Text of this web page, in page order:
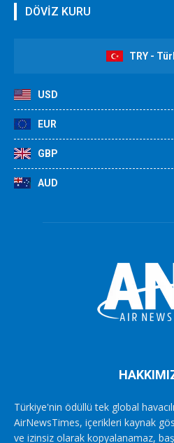
DÖVİZ KURU
TRY -
USD
EUR
GBP
AUD
Türkiye'nin ödüllü tek global
AirNewsTimes, içerikleri kaynak
ve izinsiz olarak kopyalanamaz,